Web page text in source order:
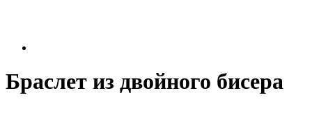
Браслет из двойного бисера